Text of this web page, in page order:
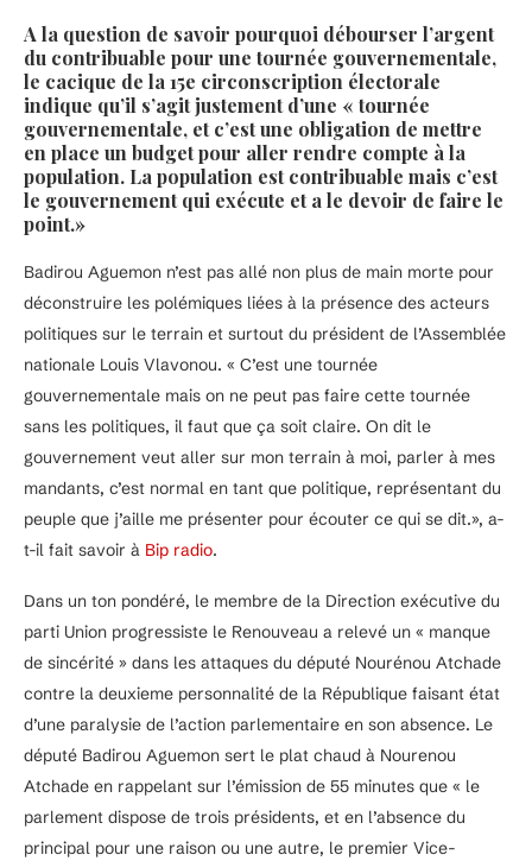
A la question de savoir pourquoi débourser l’argent
du contribuable pour une tournée gouvernementale,
le cacique de la 15e circonscription électorale
indique qu’il s’agit justement d’une « tournée
gouvernementale, et c’est une obligation de mettre
en place un budget pour aller rendre compte à la
population. La population est contribuable mais c’est
le gouvernement qui exécute et a le devoir de faire le
point.»
Badirou Aguemon n’est pas allé non plus de main morte pour
déconstruire les polémiques liées à la présence des acteurs
politiques sur le terrain et surtout du président de l’Assemblée
nationale Louis Vlavonou. « C’est une tournée
gouvernementale mais on ne peut pas faire cette tournée
sans les politiques, il faut que ça soit claire. On dit le
gouvernement veut aller sur mon terrain à moi, parler à mes
mandants, c’est normal en tant que politique, représentant du
peuple que j’aille me présenter pour écouter ce qui se dit.», a-
t-il fait savoir à Bip radio.
Dans un ton pondéré, le membre de la Direction exécutive du
parti Union progressiste le Renouveau a relevé un « manque
de sincérité » dans les attaques du député Nourénou Atchade
contre la deuxieme personnalité de la République faisant état
d’une paralysie de l’action parlementaire en son absence. Le
député Badirou Aguemon sert le plat chaud à Nourenou
Atchade en rappelant sur l’émission de 55 minutes que « le
parlement dispose de trois présidents, et en l’absence du
principal pour une raison ou une autre, le premier Vice-